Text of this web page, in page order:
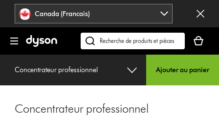
Veuillez
ou
appuyer
Déclaration
relative
à
l’accessibilité
Canada (Francais)
Recherchez
des
produits
support
panier
est
Concentrateur professionnel Ajouter au panier
Concentrateur professionnel